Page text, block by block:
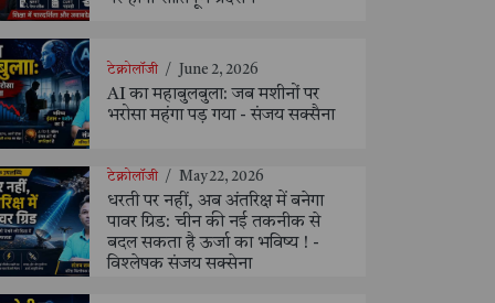
टेक्नोलॉजी / June 2, 2026
AI का महाबुलबुला: जब मशीनों पर
भरोसा महंगा पड़ गया - संजय सक्सैना
टेक्नोलॉजी / May 22, 2026
धरती पर नहीं, अब अंतरिक्ष में बनेगा
पावर ग्रिड: चीन की नई तकनीक से
बदल सकता है ऊर्जा का भविष्य ! -
विश्लेषक संजय सक्सेना